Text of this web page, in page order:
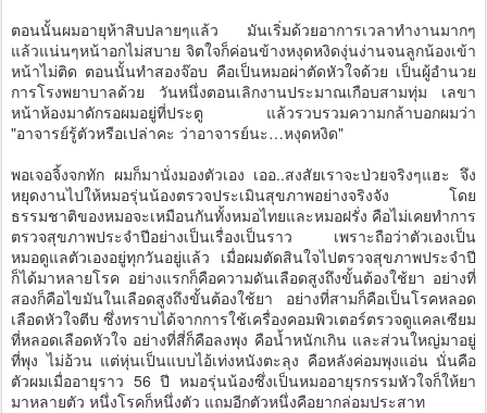
ตอนนั้นผมอายุห้าสิบปลายๆแล้ว มันเริ่มด้วยอาการเวลาทำงานมากๆ
แล้วแน่นๆหน้าอกไม่สบาย จิตใจก็ค่อนข้างหงุดหงิดงุ่นง่านจนลูกน้องเข้า
หน้าไม่ติด ตอนนั้นทำสองจ๊อบ คือเป็นหมอผ่าตัดหัวใจด้วย เป็นผู้อำนวย
การโรงพยาบาลด้วย วันหนึ่งตอนเลิกงานประมาณเกือบสามทุ่ม เลขา
หน้าห้องมาดักรอผมอยู่ที่ประตู แล้วรวบรวมความกล้าบอกผมว่า
"อาจารย์รู้ตัวหรือเปล่าคะ ว่าอาจารย์นะ…หงุดหงิด"
พอเจอจิ้งจกทัก ผมก็มานั่งมองตัวเอง เออ..สงสัยเราจะป่วยจริงๆแฮะ จึง
หยุดงานไปให้หมอรุ่นน้องตรวจประเมินสุขภาพอย่างจริงจัง โดย
ธรรมชาติของหมอจะเหมือนกันทั้งหมอไทยและหมอฝรั่ง คือไม่เคยทำการ
ตรวจสุขภาพประจำปีอย่างเป็นเรื่องเป็นราว เพราะถือว่าตัวเองเป็น
หมอดูแลตัวเองอยู่ทุกวันอยู่แล้ว เมื่อผมตัดสินใจไปตรวจสุขภาพประจำปี
ก็ได้มาหลายโรค อย่างแรกก็คือความดันเลือดสูงถึงขั้นต้องใช้ยา อย่างที่
สองก็คือไขมันในเลือดสูงถึงขั้นต้องใช้ยา อย่างที่สามก็คือเป็นโรคหลอด
เลือดหัวใจตีบ ซึ่งทราบได้จากการใช้เครื่องคอมพิวเตอร์ตรวจดูแคลเซียม
ที่หลอดเลือดหัวใจ อย่างที่สี่ก็คือลงพุง คือน้ำหนักเกิน และส่วนใหญ่มาอยู่
ที่พุง ไม่อ้วน แต่หุ่นเป็นแบบไอ้เท่งหนังตะลุง คือหลังค่อมพุงแอ่น นั่นคือ
ตัวผมเมื่ออายุราว 56 ปี หมอรุ่นน้องซึ่งเป็นหมออายุรกรรมหัวใจก็ให้ยา
มาหลายตัว หนึ่งโรคก็หนึ่งตัว แถมอีกตัวหนึ่งคือยากล่อมประสาท